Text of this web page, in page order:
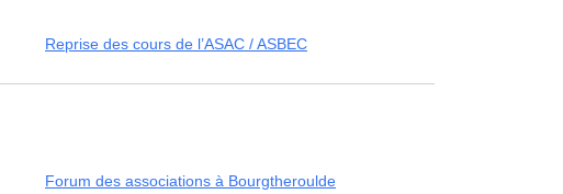
Reprise des cours de l’ASAC / ASBEC
Forum des associations à Bourgtheroulde